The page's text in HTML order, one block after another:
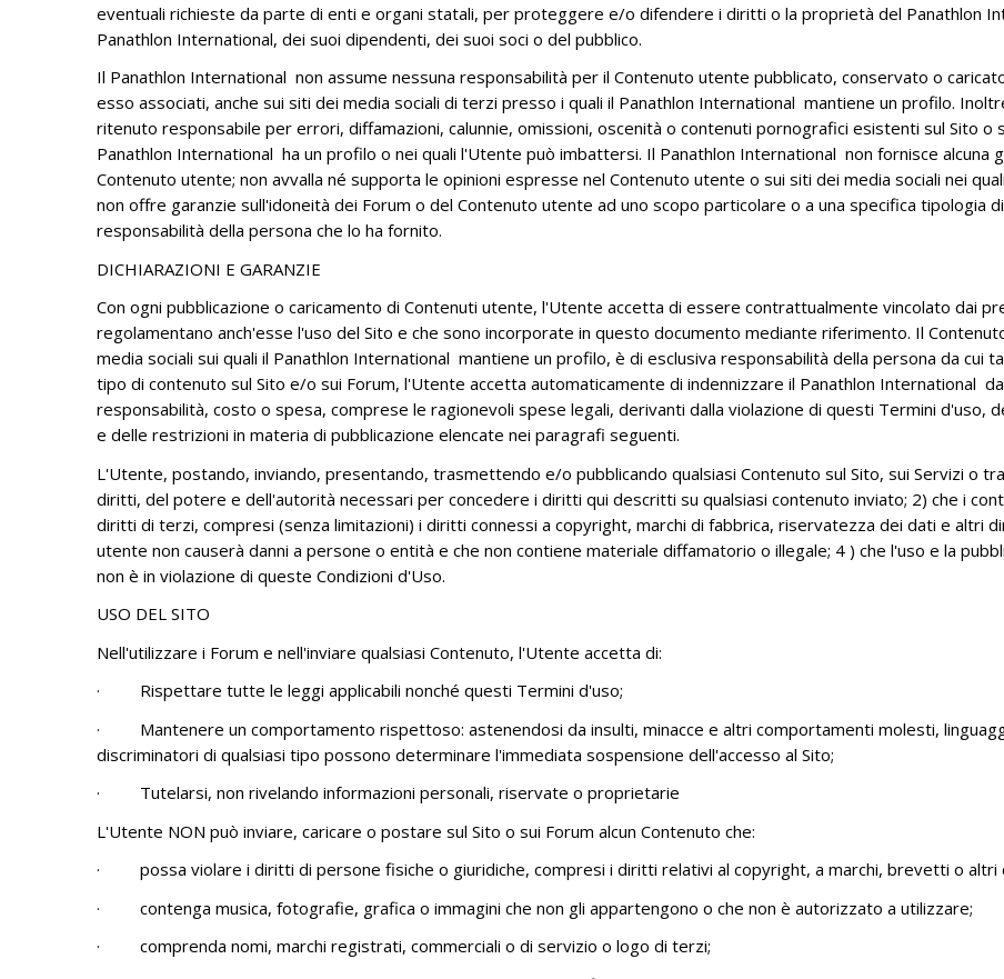
eventuali richieste da parte di enti e organi statali, per proteggere e/o difendere i diritti o la proprietà del Panathlon
Panathlon International, dei suoi dipendenti, dei suoi soci o del pubblico.
Il Panathlon International non assume nessuna responsabilità per il Contenuto utente pubblicato, conservato o
esso associati, anche sui siti dei media sociali di terzi presso i quali il Panathlon International mantiene un profilo.
ritenuto responsabile per errori, diffamazioni, calunnie, omissioni, oscenità o contenuti pornografici esistenti sul Sito o
Panathlon International ha un profilo o nei quali l'Utente può imbattersi. Il Panathlon International non fornisce alcuna
Contenuto utente; non avvalla né supporta le opinioni espresse nel Contenuto utente o sui siti dei media sociali nei
non offre garanzie sull'idoneità dei Forum o del Contenuto utente ad uno scopo particolare o a una specifica tipologia
responsabilità della persona che lo ha fornito.
DICHIARAZIONI E GARANZIE
Con ogni pubblicazione o caricamento di Contenuti utente, l'Utente accetta di essere contrattualmente vincolato dai
regolamentano anch'esse l'uso del Sito e che sono incorporate in questo documento mediante riferimento. Il
media sociali sui quali il Panathlon International mantiene un profilo, è di esclusiva responsabilità della persona da cui
tipo di contenuto sul Sito e/o sui Forum, l'Utente accetta automaticamente di indennizzare il Panathlon International
responsabilità, costo o spesa, comprese le ragionevoli spese legali, derivanti dalla violazione di questi Termini d'uso,
e delle restrizioni in materia di pubblicazione elencate nei paragrafi seguenti.
L'Utente, postando, inviando, presentando, trasmettendo e/o pubblicando qualsiasi Contenuto sul Sito, sui Servizi o
diritti, del potere e dell'autorità necessari per concedere i diritti qui descritti su qualsiasi contenuto inviato; 2) che i
diritti di terzi, compresi (senza limitazioni) i diritti connessi a copyright, marchi di fabbrica, riservatezza dei dati e altri
utente non causerà danni a persone o entità e che non contiene materiale diffamatorio o illegale; 4 ) che l'uso e la
non è in violazione di queste Condizioni d'Uso.
USO DEL SITO
Nell'utilizzare i Forum e nell'inviare qualsiasi Contenuto, l'Utente accetta di:
· Rispettare tutte le leggi applicabili nonché questi Termini d'uso;
· Mantenere un comportamento rispettoso: astenendosi da insulti, minacce e altri comportamenti molesti,
discriminatori di qualsiasi tipo possono determinare l'immediata sospensione dell'accesso al Sito;
· Tutelarsi, non rivelando informazioni personali, riservate o proprietarie
L'Utente NON può inviare, caricare o postare sul Sito o sui Forum alcun Contenuto che:
· possa violare i diritti di persone fisiche o giuridiche, compresi i diritti relativi al copyright, a marchi, brevetti o
· contenga musica, fotografie, grafica o immagini che non gli appartengono o che non è autorizzato a utilizzare;
· comprenda nomi, marchi registrati, commerciali o di servizio o logo di terzi;